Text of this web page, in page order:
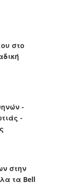
στο
-
-
στην
τα Bell